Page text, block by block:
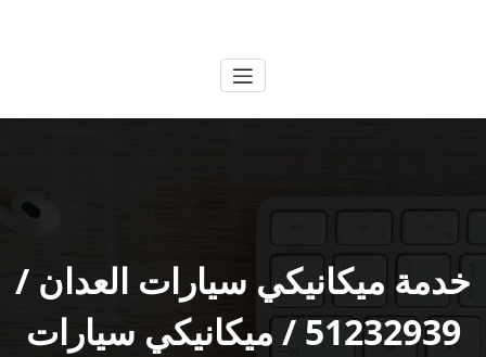
خدمة ميكانيكي سيارات العدان /
51232939‬ / ميكانيكي سيارات